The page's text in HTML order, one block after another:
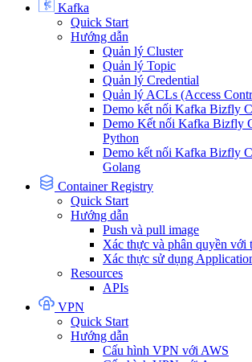
Kafka
Quick Start
Hướng dẫn
Quản lý Cluster
Quản lý Topic
Quản lý Credential
Quản lý ACLs (Access
Demo kết nối Kafka Bizfly
Demo Kết nối Kafka Bizfly
Python
Demo kết nối Kafka Bizfly
Golang
Container Registry
Quick Start
Hướng dẫn
Push và pull image
Xác thực và phân quyền với
Xác thực sử dụng
Resources
APIs
VPN
Quick Start
Hướng dẫn
Cấu hình VPN với AWS